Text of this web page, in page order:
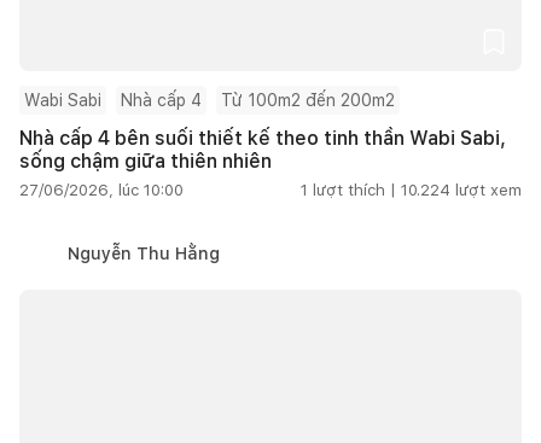
Wabi Sabi Nhà cấp 4 Từ 100m2 đến 200m2
Nhà cấp 4 bên suối thiết kế theo tinh thần Wabi Sabi,
sống chậm giữa thiên nhiên
27/06/2026, lúc 10:00 1 lượt thích | 10.224 lượt xem
Nguyễn Thu Hằng